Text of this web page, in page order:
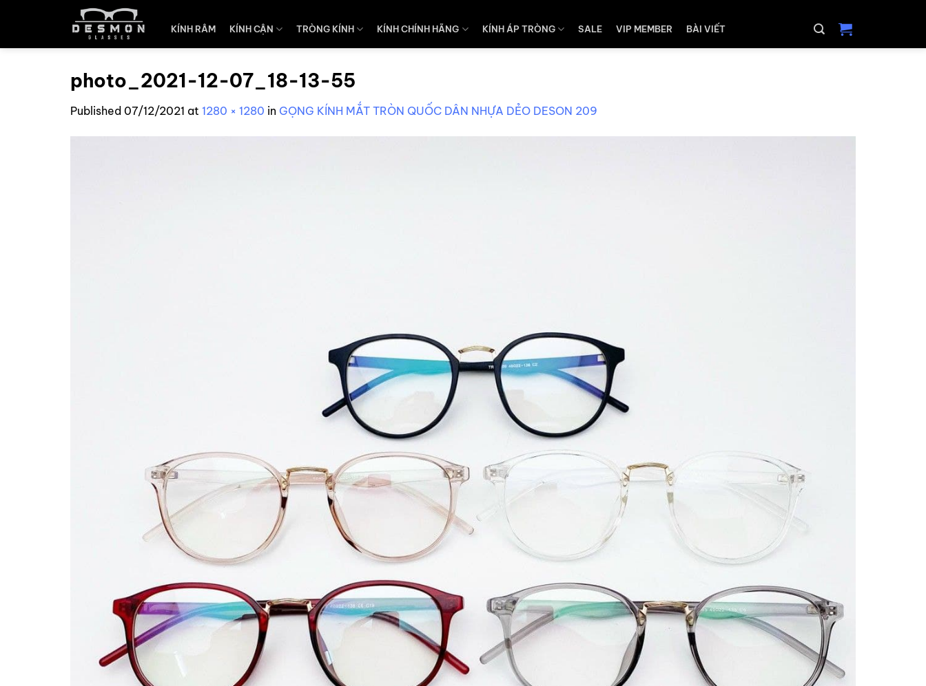
KÍNH RÂM KÍNH CẬN TRÒNG KÍNH KÍNH CHÍNH HÃNG KÍNH ÁP TRÒNG SALE VIP MEMBER BÀI VIẾT
photo_2021-12-07_18-13-55
Published 07/12/2021 at 1280 × 1280 in GỌNG KÍNH MẮT TRÒN QUỐC DÂN NHỰA DẺO DESON 209